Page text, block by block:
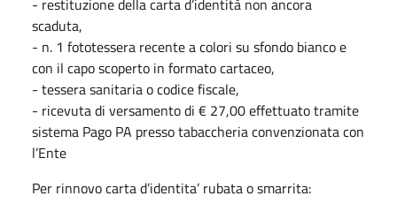
scaduta,
- n. 1 fototessera recente a colori su sfondo bianco e
con il capo scoperto in formato cartaceo,
- tessera sanitaria o codice fiscale,
- ricevuta di versamento di € 27,00 effettuato tramite
sistema Pago PA presso tabaccheria convenzionata con
l’Ente
Per rinnovo carta d’identita’ rubata o smarrita: